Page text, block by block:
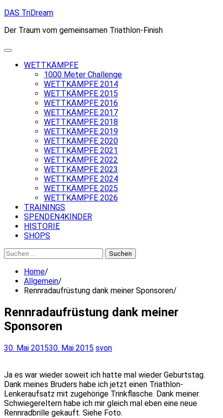
Skip
content
DAS TriDream
Der Traum vom gemeinsamen Triathlon-Finish
WETTKÄMPFE
1000 Meter Challenge
WETTKÄMPFE 2014
WETTKÄMPFE 2015
WETTKÄMPFE 2016
WETTKÄMPFE 2017
WETTKÄMPFE 2018
WETTKÄMPFE 2019
WETTKÄMPFE 2020
WETTKÄMPFE 2021
WETTKÄMPFE 2022
WETTKÄMPFE 2023
WETTKÄMPFE 2024
WETTKÄMPFE 2025
WETTKÄMPFE 2026
TRAININGS
SPENDEN4KINDER
HISTORIE
SHOPS
Suchen
nach:
Home
Allgemein
Rennradaufrüstung dank meiner Sponsoren
Rennradaufrüstung dank meiner
Sponsoren
30. Mai 201530. Mai 2015 svon
Ja es war wieder soweit ich hatte mal wieder Geburtstag.
Dank meines Bruders habe ich jetzt einen Triathlon-
Lenkeraufsatz mit zugehörige Trinkflasche. Dank meiner
Schwiegereltern habe ich mir gleich mal eben eine neue
Rennradbrille gekauft. Siehe Foto.